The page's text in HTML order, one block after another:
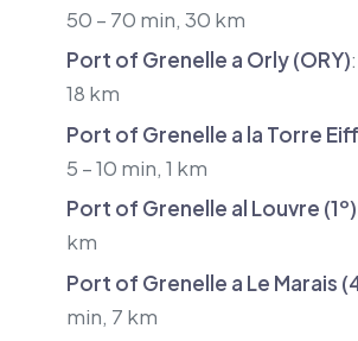
50 – 70 min, 30 km
Port of Grenelle a Orly (ORY)
18 km
Port of Grenelle a la Torre
5 – 10 min, 1 km
Port of Grenelle al Louvre (1º)
km
Port of Grenelle a Le Marais
min, 7 km